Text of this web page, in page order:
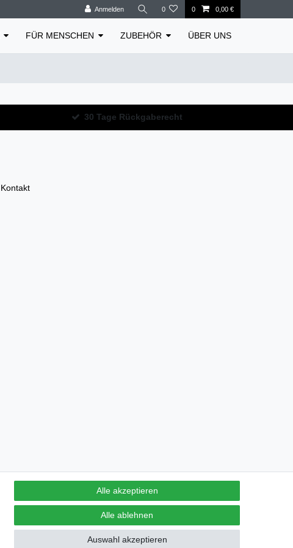
Anmelden 0 0 0,00 €
FÜR MENSCHEN ZUBEHÖR ÜBER UNS
30 Tage Rückgaberecht
Kontakt
Alle akzeptieren
Alle ablehnen
Auswahl akzeptieren